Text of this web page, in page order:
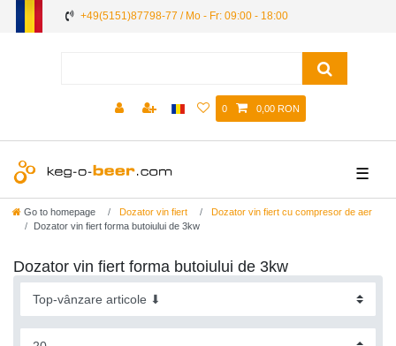
+49(5151)87798-77 / Mo - Fr: 09:00 - 18:00
0 0,00 RON
☰
Go to homepage Dozator vin fiert
Dozator vin fiert cu compresor de aer
Dozator vin fiert forma butoiului de 3kw
Dozator vin fiert forma butoiului de 3kw